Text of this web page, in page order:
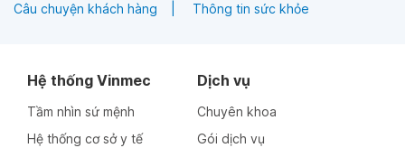
Câu chuyện khách hàng Thông tin sức khỏe
Hệ thống Vinmec
Tầm nhìn sứ mệnh
Hệ thống cơ sở y tế
Dịch vụ
Chuyên khoa
Gói dịch vụ